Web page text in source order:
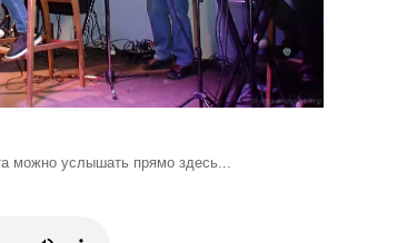
можно услышать прямо здесь...